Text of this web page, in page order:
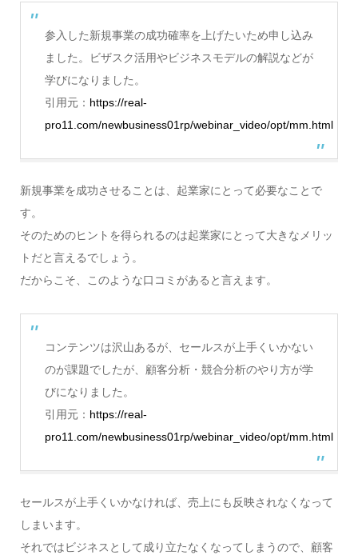
参入した新規事業の成功確率を上げたいため申し込み
ました。ビザスク活用やビジネスモデルの解説などが
学びになりました。
引用元： https://real-
pro11.com/newbusiness01rp/webinar_video/opt/mm.html
新規事業を成功させることは、起業家にとって必要なことで
す。
そのためのヒントを得られるのは起業家にとって大きなメリッ
トだと言えるでしょう。
だからこそ、このような口コミがあると言えます。
コンテンツは沢山あるが、セールスが上手くいかない
のが課題でしたが、顧客分析・競合分析のやり方が学
びになりました。
引用元： https://real-
pro11.com/newbusiness01rp/webinar_video/opt/mm.html
セールスが上手くいかなければ、売上にも反映されなくなって
しまいます。
それではビジネスとして成り立たなくなってしまうので、顧客